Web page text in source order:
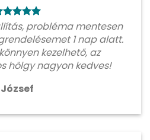
probléma mentesen
1 nap alatt.
kezelhető, az
hölgy nagyon kedves!
József